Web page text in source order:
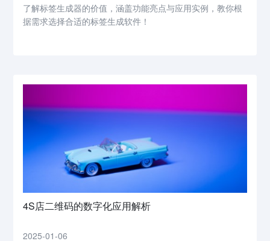
了解标签生成器的价值，涵盖功能亮点与应用实例，教你根
据需求选择合适的标签生成软件！
4S店二维码的数字化应用解析
2025-01-06